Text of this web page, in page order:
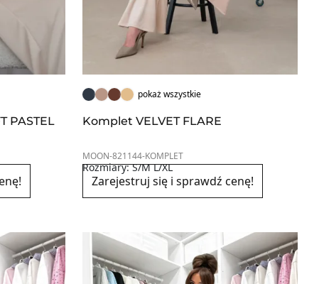
PASTEL
pokaż wszystkie
Komplet VELVET FLARE
MOON-821144-KOMPLET
Rozmiary: S/M L/XL
Zarejestruj się i sprawdź cenę!